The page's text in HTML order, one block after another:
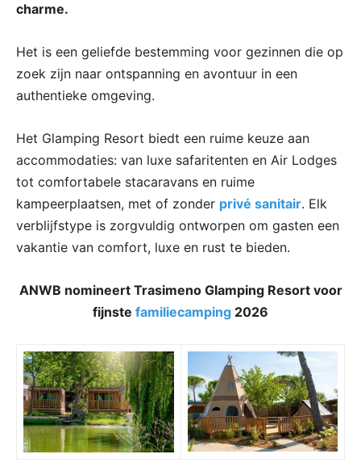
charme.
Het is een geliefde bestemming voor gezinnen die op
zoek zijn naar ontspanning en avontuur in een
authentieke omgeving.
Het Glamping Resort biedt een ruime keuze aan
accommodaties: van luxe safaritenten en Air Lodges
tot comfortabele stacaravans en ruime
kampeerplaatsen, met of zonder privé sanitair. Elk
verblijfstype is zorgvuldig ontworpen om gasten een
vakantie van comfort, luxe en rust te bieden.
ANWB nomineert Trasimeno Glamping Resort voor
fijnste familiecamping 2026